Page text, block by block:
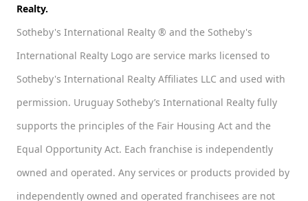
Realty.
Sotheby's International Realty ® and the Sotheby's
International Realty Logo are service marks licensed to
Sotheby's International Realty Affiliates LLC and used with
permission. Uruguay Sotheby’s International Realty fully
supports the principles of the Fair Housing Act and the
Equal Opportunity Act. Each franchise is independently
owned and operated. Any services or products provided by
independently owned and operated franchisees are not